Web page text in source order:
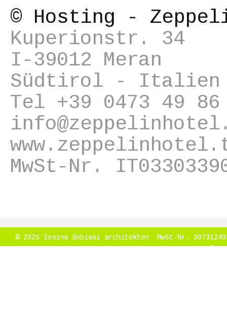
© Hosting -
Kuperionstr. 34
I-39012 Meran
Südtirol - Italien
Tel +39 0473 49 86
MwSt-Nr.
© 2026 lesina debiasi architekten MwSt-Nr.